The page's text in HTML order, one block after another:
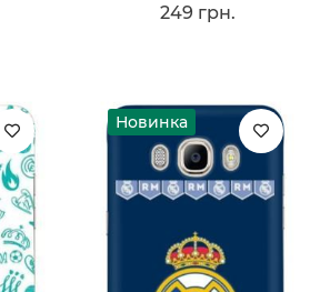
249 грн.
Новинка